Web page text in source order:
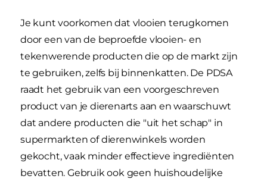
Je kunt voorkomen dat vlooien terugkomen
door een van de beproefde vlooien- en
tekenwerende producten die op de markt zijn
te gebruiken, zelfs bij binnenkatten. De PDSA
raadt het gebruik van een voorgeschreven
product van je dierenarts aan en waarschuwt
dat andere producten die "uit het schap" in
supermarkten of dierenwinkels worden
gekocht, vaak minder effectieve ingrediënten
bevatten. Gebruik ook geen huishoudelijke